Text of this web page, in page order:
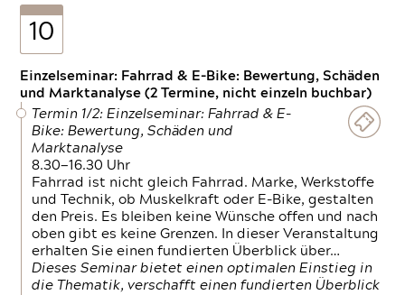
10
Einzelseminar: Fahrrad & E-Bike: Bewertung, Schäden
und Marktanalyse (2 Termine, nicht einzeln buchbar)
Termin 1/2: Einzelseminar: Fahrrad & E-
Bike: Bewertung, Schäden und
Marktanalyse
8.30—16.30 Uhr
Fahrrad ist nicht gleich Fahrrad. Marke, Werkstoffe
und Technik, ob Muskelkraft oder E-Bike, gestalten
den Preis. Es bleiben keine Wünsche offen und nach
oben gibt es keine Grenzen. In dieser Veranstaltung
erhalten Sie einen fundierten Überblick über…
Dieses Seminar bietet einen optimalen Einstieg in
die Thematik, verschafft einen fundierten Überblick